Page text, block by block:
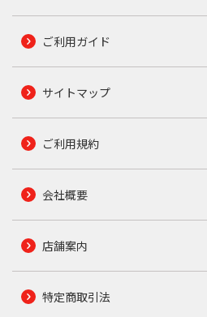
ご利用ガイド
サイトマップ
ご利用規約
会社概要
店舗案内
特定商取引法